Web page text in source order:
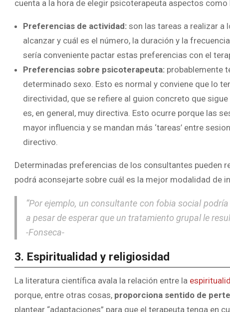
cuenta a la hora de elegir psicoterapeuta aspectos
Preferencias de actividad: son las tareas a realizar
alcanzar y cuál es el número, la duración y la
sería conveniente pactar estas preferencias con el
Preferencias sobre psicoterapeuta: probablemente
determinado sexo. Esto es normal y conviene que lo
directividad, que se refiere al guion concreto que
es, en general, muy directiva. Esto ocurre porque las
mayor influencia y se mandan más ‘tareas’ entre
directivo.
Determinadas preferencias de los consultantes pueden
podrá aconsejarte sobre cuál es la mejor modalidad de
“Por ejemplo, un consultante con fobia social
a pesar de esperar que un tratamiento grupal le
-Fonseca-
3. Espiritualidad y religiosidad
La literatura científica avala la relación entre la
porque, entre otras cosas, proporciona sentido de
plantear “adaptaciones” para que el terapeuta tenga en